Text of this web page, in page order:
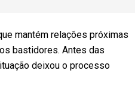
mantém relações próximas
bastidores. Antes das
deixou o processo